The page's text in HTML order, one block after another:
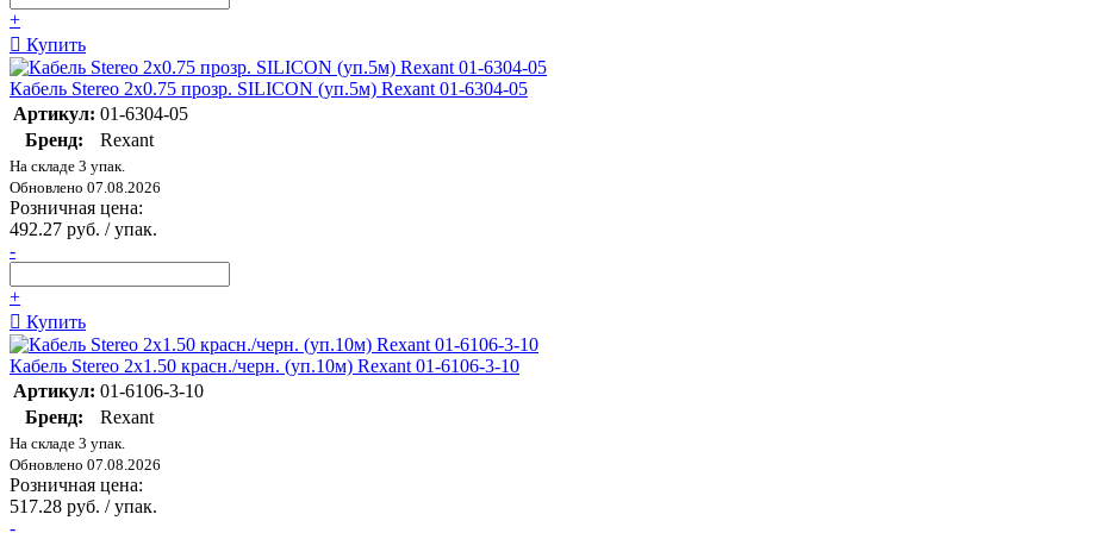
+
Купить
Кабель Stereo 2х0.75 прозр. SILICON (уп.5м) Rexant 01-6304-05
Артикул: 01-6304-05
Бренд:
Rexant
На складе 3 упак.
Обновлено 07.08.2026
Розничная цена:
492.27 руб. / упак.
-
+
Купить
Кабель Stereo 2х1.50 красн./черн. (уп.10м) Rexant 01-6106-3-10
Артикул: 01-6106-3-10
Бренд:
Rexant
На складе 3 упак.
Обновлено 07.08.2026
Розничная цена:
517.28 руб. / упак.
-